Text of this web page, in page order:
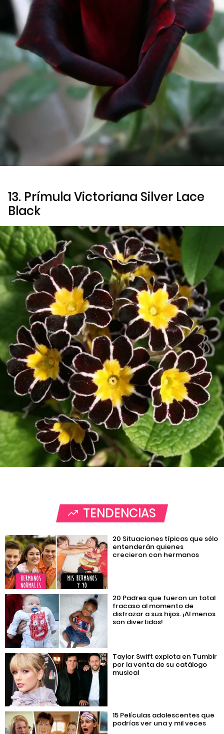
13. Prímula Victoriana Silver Lace
Black
TENDENCIAS
20 Situaciones típicas que sólo
entenderán quienes
crecieron con hermanos
20 Padres que fueron un total
fracaso al momento de
disfrazar a sus hijos. ¡Al menos
son divertidos!
Taylor Swift explota en Tumblr
por la venta de su catálogo
musical
15 Películas adolescentes que
podrías ver una y mil veces